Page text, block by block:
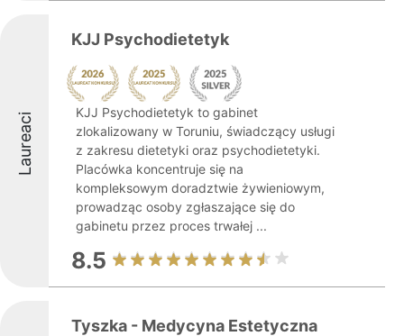
Laureaci
KJJ Psychodietetyk
KJJ Psychodietetyk to gabinet
zlokalizowany w Toruniu, świadczący usługi
z zakresu dietetyki oraz psychodietetyki.
Placówka koncentruje się na
kompleksowym doradztwie żywieniowym,
prowadząc osoby zgłaszające się do
gabinetu przez proces trwałej ...
8.5
Tyszka - Medycyna Estetyczna